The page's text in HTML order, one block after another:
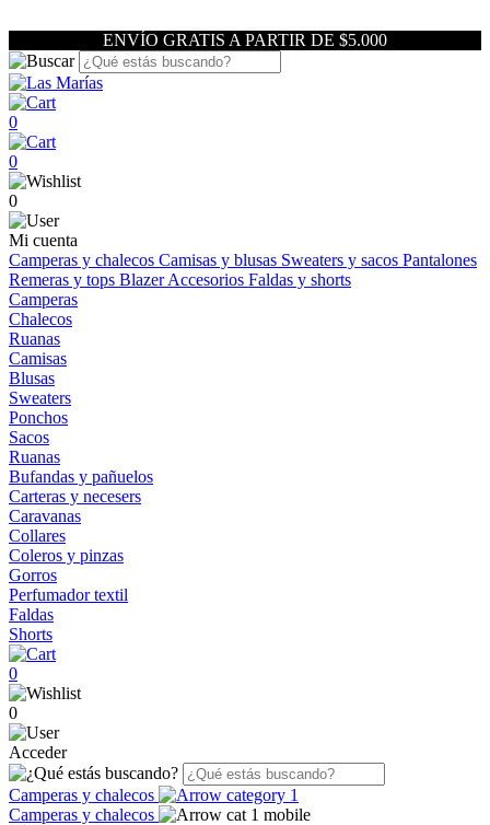
ENVÍO GRATIS A PARTIR DE $5.000
0
0
0
Mi cuenta
Camperas y chalecos Camisas y blusas Sweaters y sacos Pantalones
Remeras y tops BlazerAccesorios Faldas y shorts
Camperas
Chalecos
Ruanas
Camisas
Blusas
Sweaters
Ponchos
Sacos
Ruanas
Bufandas y pañuelos
Carteras y necesers
Caravanas
Collares
Coleros y pinzas
Gorros
Perfumador textil
Faldas
Shorts
0
0
Acceder
Camperas y chalecos
Camperas y chalecos